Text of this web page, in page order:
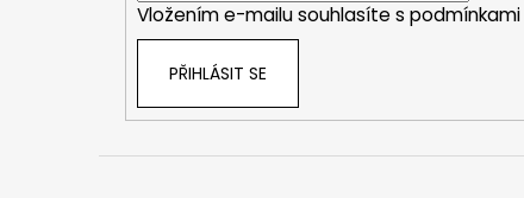
Vložením e-mailu souhlasíte s
PŘIHLÁSIT SE